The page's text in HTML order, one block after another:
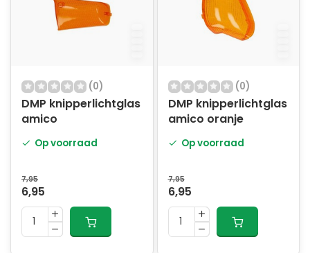
(0)
DMP knipperlichtglas
amico
Op voorraad
7,95
6,95
(0)
DMP knipperlichtglas
amico oranje
Op voorraad
7,95
6,95